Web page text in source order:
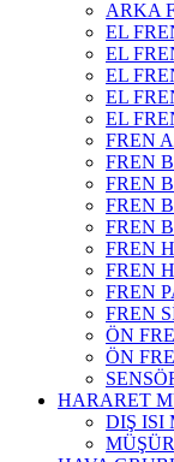
ARKA
EL
EL
EL
EL
EL
FREN
FREN
FREN
FREN
FREN
FREN
FREN
FREN
FREN
ÖN
ÖN
HARARET
DIŞ ISI
MÜŞÜR